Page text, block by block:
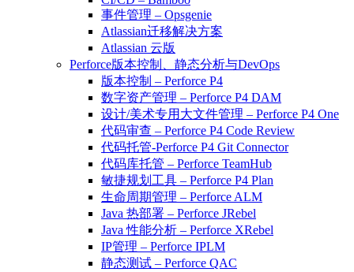
事件管理 – Opsgenie
Atlassian迁移解决方案
Atlassian 云版
Perforce版本控制、静态分析与DevOps
版本控制 – Perforce P4
数字资产管理 – Perforce P4 DAM
设计/美术专用大文件管理 – Perforce P4 One
代码审查 – Perforce P4 Code Review
代码托管-Perforce P4 Git Connector
代码库托管 – Perforce TeamHub
敏捷规划工具 – Perforce P4 Plan
生命周期管理 – Perforce ALM
Java 热部署 – Perforce JRebel
Java 性能分析 – Perforce XRebel
IP管理 – Perforce IPLM
静态测试 – Perforce QAC